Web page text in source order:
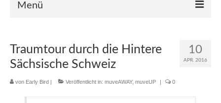
Menü
muveFAST 10
APR. 2016
Traumtour durch die Hintere
Sächsische Schweiz
von Early Bird Veröffentlicht in: muveAWAY, muveUP 0